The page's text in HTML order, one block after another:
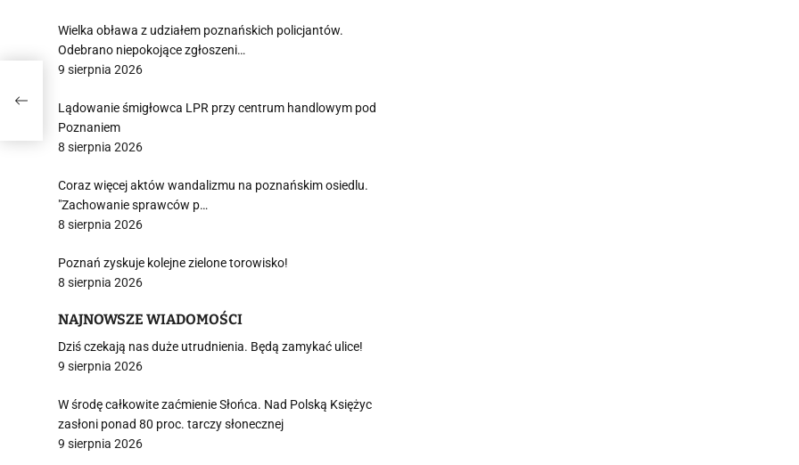
Wielka obława z udziałem poznańskich policjantów.
Odebrano niepokojące zgłoszeni…
9 sierpnia 2026
Lądowanie śmigłowca LPR przy centrum handlowym pod
Poznaniem
8 sierpnia 2026
Coraz więcej aktów wandalizmu na poznańskim osiedlu.
"Zachowanie sprawców p…
8 sierpnia 2026
Poznań zyskuje kolejne zielone torowisko!
8 sierpnia 2026
NAJNOWSZE WIADOMOŚCI
Dziś czekają nas duże utrudnienia. Będą zamykać ulice!
9 sierpnia 2026
W środę całkowite zaćmienie Słońca. Nad Polską Księżyc
zasłoni ponad 80 proc. tarczy słonecznej
9 sierpnia 2026